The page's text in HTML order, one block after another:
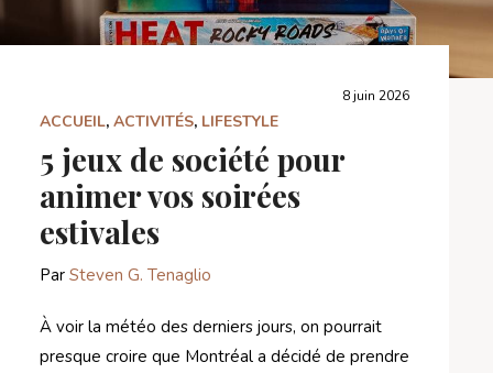
8 juin 2026
ACCUEIL, ACTIVITÉS, LIFESTYLE
5 jeux de société pour
animer vos soirées
estivales
Par Steven G. Tenaglio
À voir la météo des derniers jours, on pourrait
presque croire que Montréal a décidé de prendre